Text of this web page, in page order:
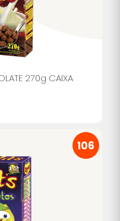
270g CAIXA
106